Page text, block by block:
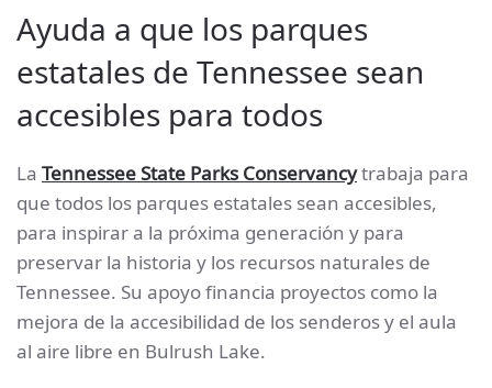
Ayuda a que los parques
estatales de Tennessee sean
accesibles para todos
La Tennessee State Parks Conservancytrabaja para
que todos los parques estatales sean accesibles,
para inspirar a la próxima generación y para
preservar la historia y los recursos naturales de
Tennessee. Su apoyo financia proyectos como la
mejora de la accesibilidad de los senderos y el aula
al aire libre en Bulrush Lake.